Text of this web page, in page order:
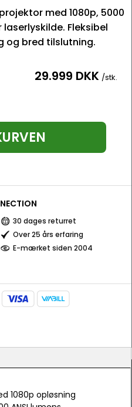
med 1080p, 5000
Fleksibel
og bred tilslutning.
29.999 DKK /stk.
30 dages returret
Over 25 års erfaring
E-mærket siden 2004
1080p opløsning